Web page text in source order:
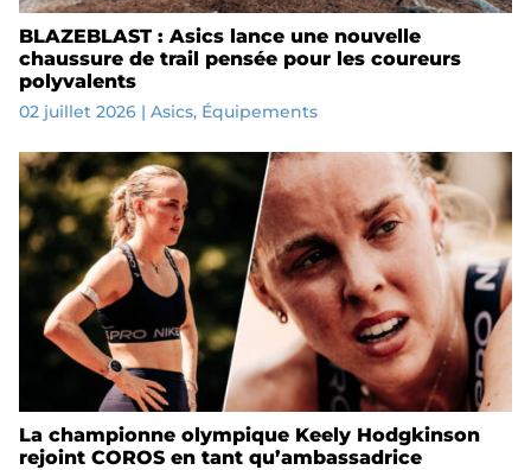
BLAZEBLAST : Asics lance une nouvelle
chaussure de trail pensée pour les coureurs
polyvalents
02 juillet 2026| Asics, Équipements
La championne olympique Keely Hodgkinson
rejoint COROS en tant qu’ambassadrice